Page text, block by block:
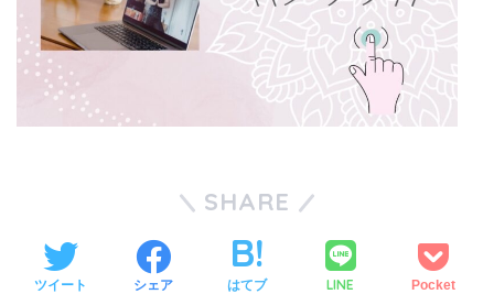
SHARE
ツイート シェア はてブ LINE Pocket